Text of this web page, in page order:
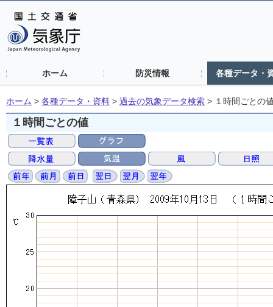
ホーム 防災情報 各種データ・
ホーム > 各種データ・資料 > 過去の気象データ検索 > １時間ごとの
１時間ごとの値